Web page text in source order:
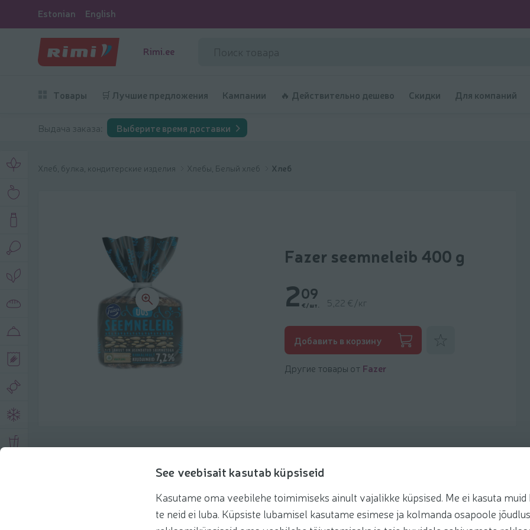
See veebisait kasutab küpsiseid
Kasutame oma veebilehe toimimiseks ainult vajalikke küpsised. Me ei kasuta muid
te neid ei luba. Küpsiste lubamisel kasutame esimese ja kolmanda osapoole
Estonian English
Rimi.ee
Товары 🛒 Лучшие предложения Кампании 🔥 Действительно дешево Скидки Для компаний
Выдача заказа: Выберите время доставки
Хлеб, булка, кондитерские изделия Хлебы, Белый хлеб Хлеб
Fazer seemneleib 400 g
209
€/шт. 5,22 €/кг
Добавить в корзину
Другие товары от Fazer
Рекомендации Рецепты